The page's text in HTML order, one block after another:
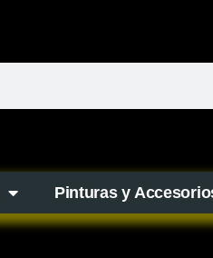
Pinturas y